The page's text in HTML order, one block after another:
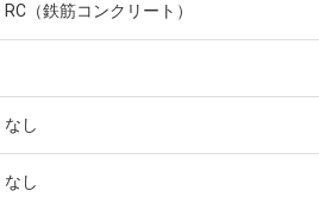
RC（鉄筋コンクリート）
なし
なし